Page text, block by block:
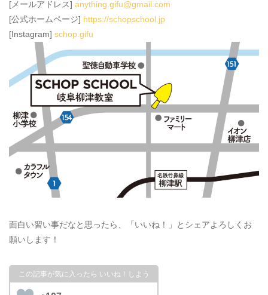
[メールアドレス] anything.gifu@gmail.com
[公式ホームページ] https://schopschool.jp
[Instagram] schop.gifu
面白い習い事だなと思ったら、「いいね！」とシェアよろしくお
願いします！